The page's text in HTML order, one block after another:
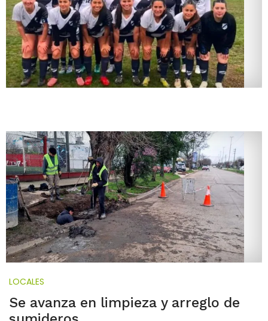
LOCALES
Se avanza en limpieza y arreglo de